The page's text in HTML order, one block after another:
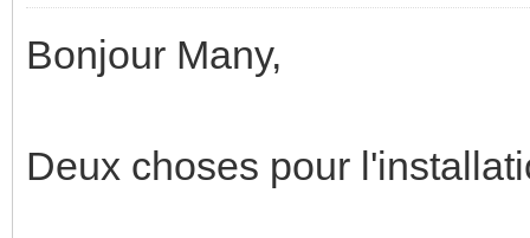
Bonjour Many,
Deux choses pour